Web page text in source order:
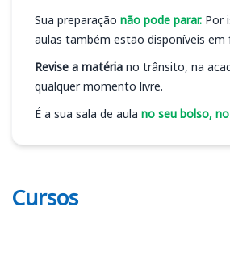
Sua preparação não pode parar. Por
aulas também estão disponíveis
Revise a matéria no trânsito, na
qualquer momento livre.
É a sua sala de aula no seu bolso,
Cursos